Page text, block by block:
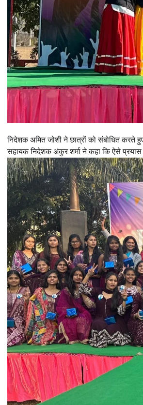
निदेशक अमित जोशी ने छात्रों को संबोधित करते
सहायक निदेशक अंकुर शर्मा ने कहा कि ऐसे प्रयास